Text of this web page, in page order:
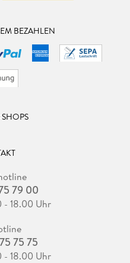
BEZAHLEN
SHOPS
79 00
- 18.00 Uhr
75 75
- 18.00 Uhr